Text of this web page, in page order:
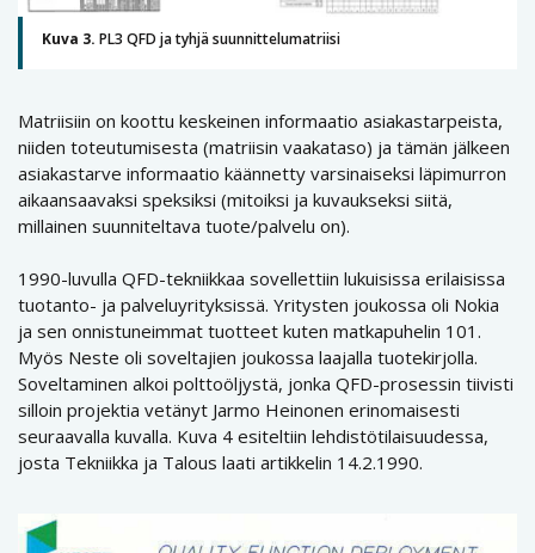
Kuva 3. PL3 QFD ja tyhjä suunnittelumatriisi
Matriisiin on koottu keskeinen informaatio asiakastarpeista,
niiden toteutumisesta (matriisin vaakataso) ja tämän jälkeen
asiakastarve informaatio käännetty varsinaiseksi läpimurron
aikaansaavaksi speksiksi (mitoiksi ja kuvaukseksi siitä,
millainen suunniteltava tuote/palvelu on).
1990-luvulla QFD-tekniikkaa sovellettiin lukuisissa erilaisissa
tuotanto- ja palveluyrityksissä. Yritysten joukossa oli Nokia
ja sen onnistuneimmat tuotteet kuten matkapuhelin 101.
Myös Neste oli soveltajien joukossa laajalla tuotekirjolla.
Soveltaminen alkoi polttoöljystä, jonka QFD-prosessin tiivisti
silloin projektia vetänyt Jarmo Heinonen erinomaisesti
seuraavalla kuvalla. Kuva 4 esiteltiin lehdistötilaisuudessa,
josta Tekniikka ja Talous laati artikkelin 14.2.1990.